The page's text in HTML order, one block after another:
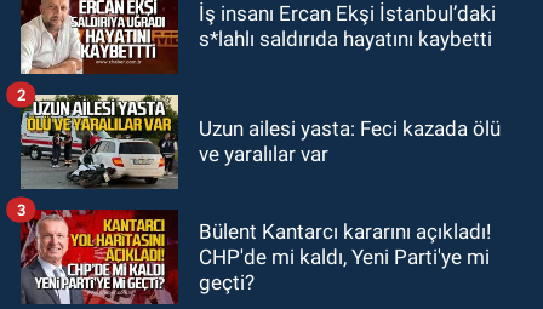
16:07
14:34Çaycumaspor şartları yerine
KARABÜK
12:53Karabük'te Enerjisa çalışanı
Olcay Özaltın elektrik akımına
İş insanı Ercan Ekşi İstanbul’daki
s*lahlı saldırıda hayatını kaybetti
Uzun ailesi yasta: Feci kazada ölü
ve yaralılar var
2
Bülent Kantarcı kararını açıkladı!
CHP'de mi kaldı, Yeni Parti'ye mi
geçti?
3